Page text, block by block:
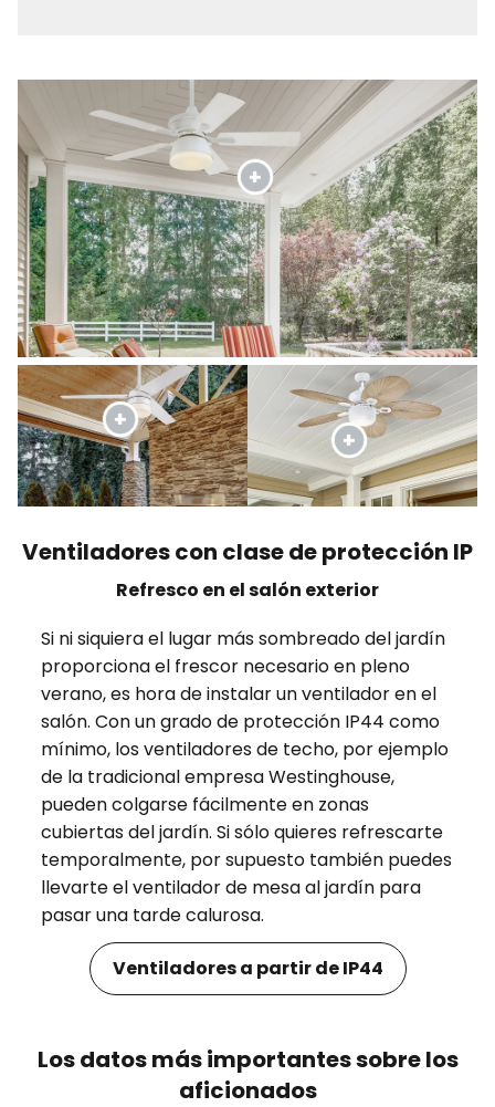
Ventiladores con clase de protección IP
Refresco en el salón exterior
Si ni siquiera el lugar más sombreado del jardín
proporciona el frescor necesario en pleno
verano, es hora de instalar un ventilador en el
salón. Con un grado de protección IP44 como
mínimo, los ventiladores de techo, por ejemplo
de la tradicional empresa Westinghouse,
pueden colgarse fácilmente en zonas
cubiertas del jardín. Si sólo quieres refrescarte
temporalmente, por supuesto también puedes
llevarte el ventilador de mesa al jardín para
pasar una tarde calurosa.
Ventiladores a partir de IP44
Los datos más importantes sobre los
aficionados